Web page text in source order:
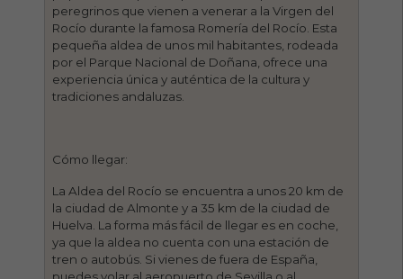
peregrinos que vienen a venerar a la Virgen del
Rocío durante la famosa Romería del Rocío. Esta
pequeña aldea de unos mil habitantes, rodeada
por el Parque Nacional de Doñana, ofrece una
experiencia única y auténtica de la cultura y
tradiciones andaluzas.
Cómo llegar:
La Aldea del Rocío se encuentra a unos 20 km de
la ciudad de Almonte y a 35 km de la ciudad de
Huelva. La forma más fácil de llegar es en coche,
ya que la aldea no cuenta con una estación de
tren o autobús. Si vienes de fuera de España,